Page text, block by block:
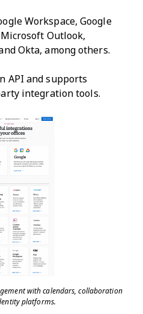
Workspace, Google
Outlook,
Okta, among others.
API and supports
integration tools.
with calendars, collaboration
platforms.